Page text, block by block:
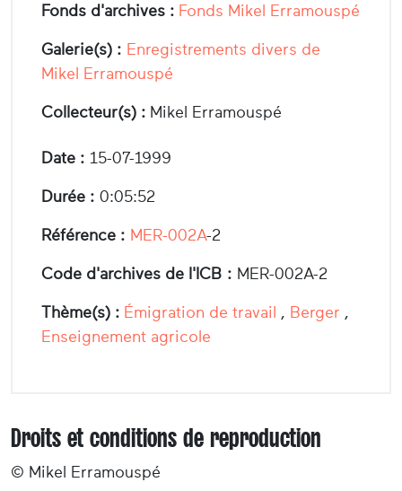
Fonds d'archives : Fonds Mikel Erramouspé
Galerie(s) : Enregistrements divers de
Mikel Erramouspé
Collecteur(s) : Mikel Erramouspé
Date : 15-07-1999
Durée : 0:05:52
Référence : MER-002A-2
Code d'archives de l'ICB : MER-002A-2
Thème(s) : Émigration de travail , Berger ,
Enseignement agricole
Droits et conditions de reproduction
© Mikel Erramouspé